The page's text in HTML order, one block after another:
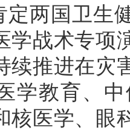
定两国卫生
学战术专项
续推进在灾
学教育、
核医学、眼